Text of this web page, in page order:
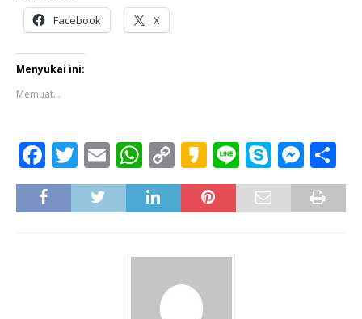
Facebook X
Menyukai ini:
Memuat...
F
a
c
T
w
it
E
m
ai
W
h
at
A
C
o
p
Li
n
K
a
k
o
Li
n
e
S
k
y
M
e
ss
h
ar